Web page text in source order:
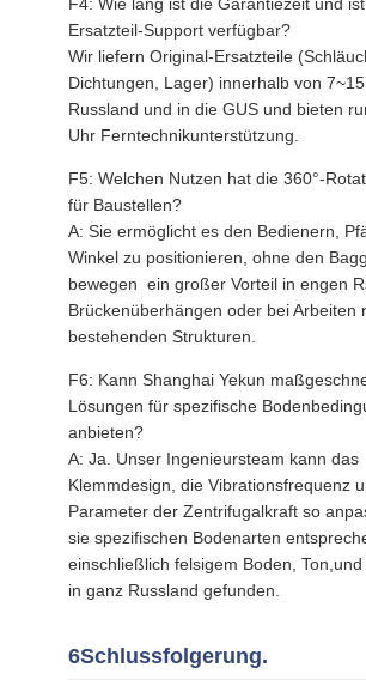
Ersatzteil-Support verfügbar?
Wir liefern Original-Ersatzteile
Dichtungen, Lager) innerhalb von
Russland und in die GUS und bieten
Uhr Ferntechnikunterstützung.
F5: Welchen Nutzen hat die 360°-
für Baustellen?
A: Sie ermöglicht es den Bedienern,
Winkel zu positionieren, ohne den
bewegen  ein großer Vorteil in engen
Brückenüberhängen oder bei Arbeiten
bestehenden Strukturen.
F6: Kann Shanghai Yekun
Lösungen für spezifische
anbieten?
A: Ja. Unser Ingenieursteam kann das
Klemmdesign, die Vibrationsfrequenz
Parameter der Zentrifugalkraft so
sie spezifischen Bodenarten
einschließlich felsigem Boden,
in ganz Russland gefunden.
6Schlussfolgerung.